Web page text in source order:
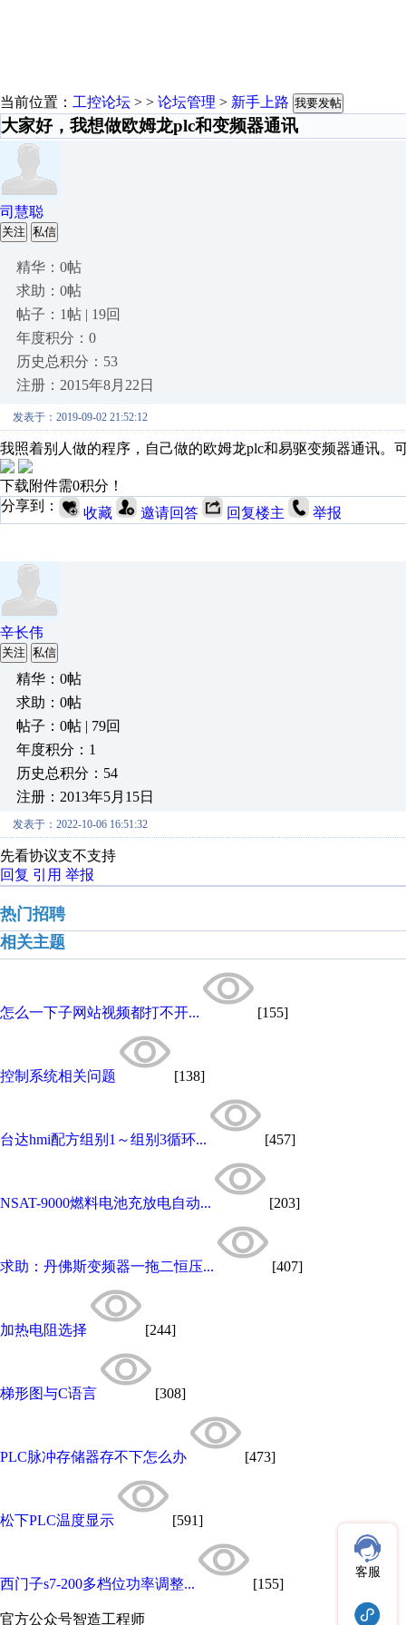
当前位置： 工控论坛 > > 论坛管理 > 新手上路 我要发帖
大家好，我想做欧姆龙plc和变频器通讯
司慧聪
关注 私信
精华：0帖
求助：0帖
帖子：1帖 | 19回
年度积分：0
历史总积分：53
注册：2015年8月22日
发表于：2019-09-02 21:52:12
我照着别人做的程序，自己做的欧姆龙plc和易驱变频器通讯。
下载附件需0积分！
分享到：
收藏 邀请回答 回复楼主 举报
辛长伟
关注 私信
精华：0帖
求助：0帖
帖子：0帖 | 79回
年度积分：1
历史总积分：54
注册：2013年5月15日
发表于：2022-10-06 16:51:32
先看协议支不支持
回复 引用 举报
热门招聘
相关主题
怎么一下子网站视频都打不开... [155]
控制系统相关问题 [138]
台达hmi配方组别1～组别3循环... [457]
NSAT-9000燃料电池充放电自动... [203]
求助：丹佛斯变频器一拖二恒压... [407]
加热电阻选择 [244]
梯形图与C语言 [308]
PLC脉冲存储器存不下怎么办 [473]
松下PLC温度显示 [591]
西门子s7-200多档位功率调整... [155]
官方公众号智造工程师
客服